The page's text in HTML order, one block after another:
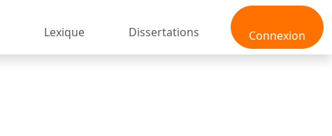
Connexion
Lexique Dissertations